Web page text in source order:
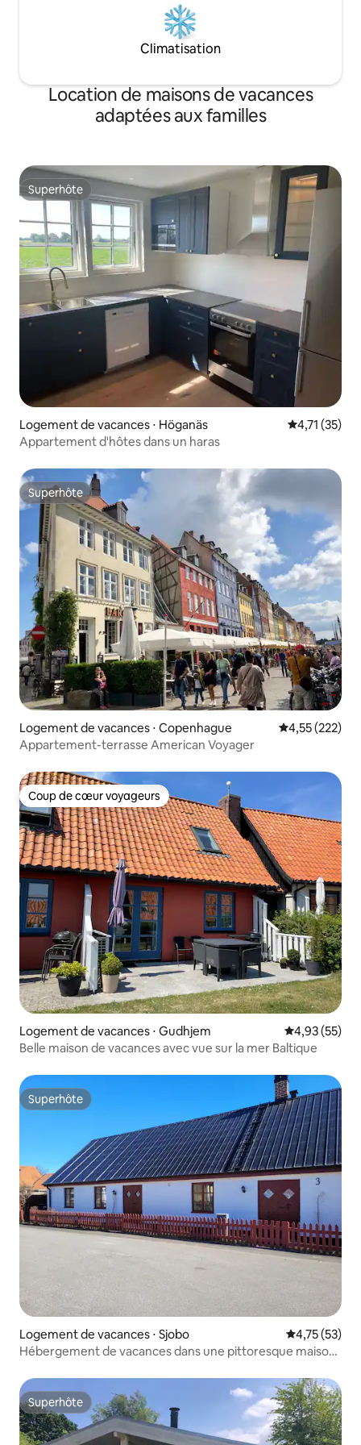
Climatisation
Location de maisons de vacances
adaptées aux familles
Superhôte
Superhôte
Logement de vacances ⋅ Höganäs Évaluation
4,71 (35)
Appartement d'hôtes dans un haras
Superhôte
Superhôte
Logement de vacances ⋅ Copenhague Évaluation
4,55 (222)
Appartement-terrasse American Voyager
Coup de cœur voyageurs
Coup de cœur voyageurs
Logement de vacances ⋅ Gudhjem Évaluation
4,93 (55)
Belle maison de vacances avec vue sur la mer Baltique
Superhôte
Superhôte
Logement de vacances ⋅ Sjobo Évaluation
4,75 (53)
Hébergement de vacances dans une pittoresque maison
Superhôte
Superhôte